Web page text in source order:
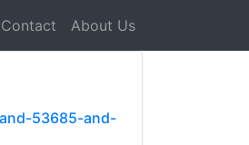
Contact About Us
53685-and-